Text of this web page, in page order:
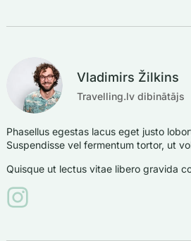
Vladimirs Žilkins
Travelling.lv dibinātājs
Phasellus egestas lacus eget justo
Suspendisse vel fermentum tortor, ut
Quisque ut lectus vitae libero gravida